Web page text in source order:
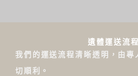
遺體運送流程
我們的運送流程清晰透明，由專
切順利。